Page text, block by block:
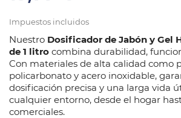
Impuestos incluidos
Nuestro Dosificador de Jabón y Gel
de 1 litro combina durabilidad,
Con materiales de alta calidad como
policarbonato y acero inoxidable,
dosificación precisa y una larga vida
cualquier entorno, desde el hogar
comerciales.